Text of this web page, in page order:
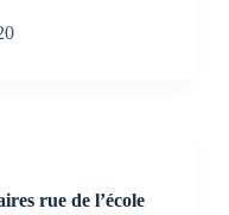
rue de l’école